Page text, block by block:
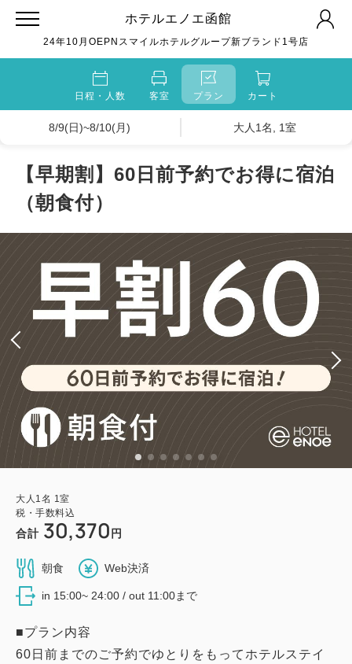
ホテルエノエ函館
24年10月OEPNスマイルホテルグループ新ブランド1号店
日程・人数 客室 プラン カート
8/9(日)~8/10(月) 大人1名, 1室
【早期割】60日前予約でお得に宿泊
（朝食付）
大人 1 名 1 室
税・手数料込
合計 30,370 円
朝食 Web決済
in 15:00~ 24:00 / out 11:00まで
■プラン内容
60日前までのご予約でゆとりをもってホテルステイ